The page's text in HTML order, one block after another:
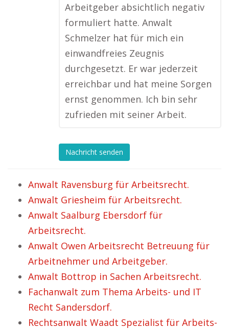
Arbeitgeber absichtlich negativ
formuliert hatte. Anwalt
Schmelzer hat für mich ein
einwandfreies Zeugnis
durchgesetzt. Er war jederzeit
erreichbar und hat meine Sorgen
ernst genommen. Ich bin sehr
zufrieden mit seiner Arbeit.
Nachricht senden
Anwalt Ravensburg für Arbeitsrecht.
Anwalt Griesheim für Arbeitsrecht.
Anwalt Saalburg Ebersdorf für
Arbeitsrecht.
Anwalt Owen Arbeitsrecht Betreuung für
Arbeitnehmer und Arbeitgeber.
Anwalt Bottrop in Sachen Arbeitsrecht.
Fachanwalt zum Thema Arbeits- und IT
Recht Sandersdorf.
Rechtsanwalt Waadt Spezialist für Arbeits-